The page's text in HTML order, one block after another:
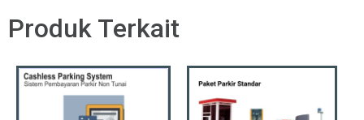
Produk Terkait